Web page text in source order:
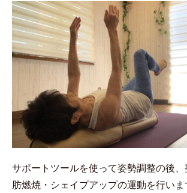
サポートツールを使って姿勢調整の後
肪燃焼・シェイプアップの運動を行いま